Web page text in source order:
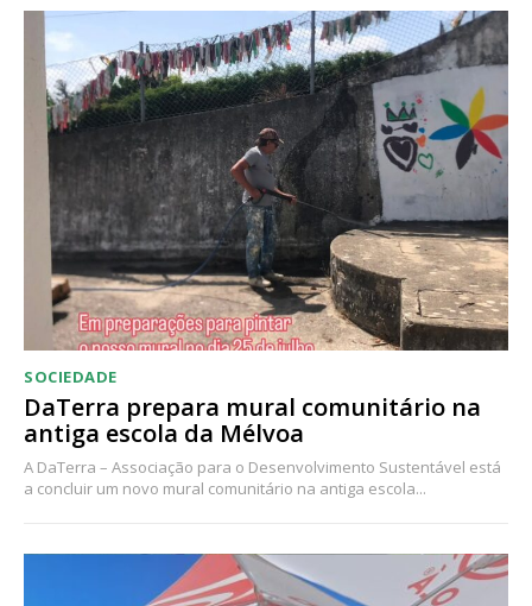
SOCIEDADE
DaTerra prepara mural comunitário na
antiga escola da Mélvoa
A DaTerra – Associação para o Desenvolvimento Sustentável está
a concluir um novo mural comunitário na antiga escola...